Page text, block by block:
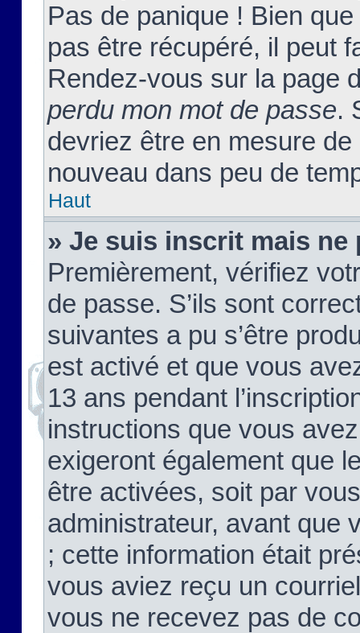
Pas de panique ! Bien
pas être récupéré, il peut
Rendez-vous sur la page
perdu mon mot de passe.
devriez être en mesure
nouveau dans peu de
Haut
» Je suis inscrit mais ne
Premièrement, vérifiez
de passe. S’ils sont
suivantes a pu s’être
est activé et que vous
13 ans pendant
instructions que vous
exigeront également que
être activées, soit par
administrateur, avant que
; cette information était
vous aviez reçu un
vous ne recevez pas de